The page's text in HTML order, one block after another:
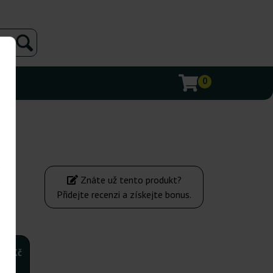
0
790Kč
Znáte už tento produkt?
Přidejte recenzi a získejte bonus.